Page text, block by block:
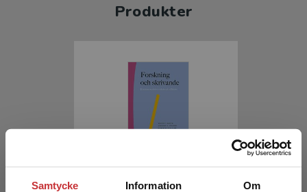
Samtycke Information Om
Produkter